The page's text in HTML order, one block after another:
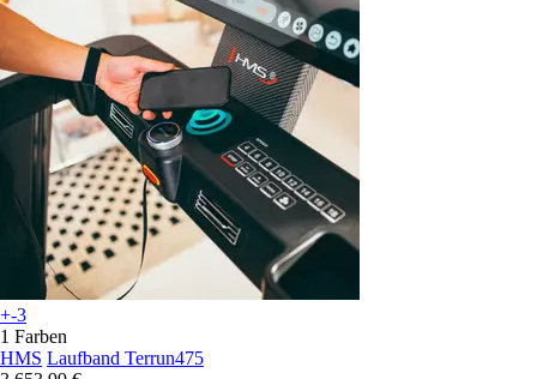
+-3
1 Farben
HMS Laufband Terrun475